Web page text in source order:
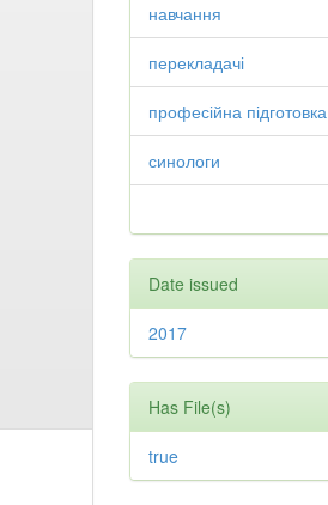
навчання
перекладачі
професійна підготовка
синологи
Date issued
2017
Has File(s)
true